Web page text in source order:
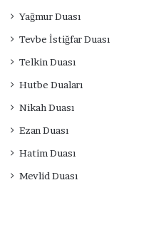
Yağmur Duası
Tevbe İstiğfar Duası
Telkin Duası
Hutbe Duaları
Nikah Duası
Ezan Duası
Hatim Duası
Mevlid Duası